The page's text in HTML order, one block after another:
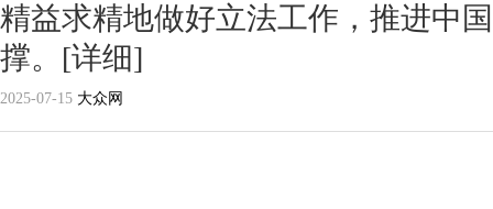
精益求精地做好立法工作，推进中
撑。 [详细]
2025-07-15 大众网